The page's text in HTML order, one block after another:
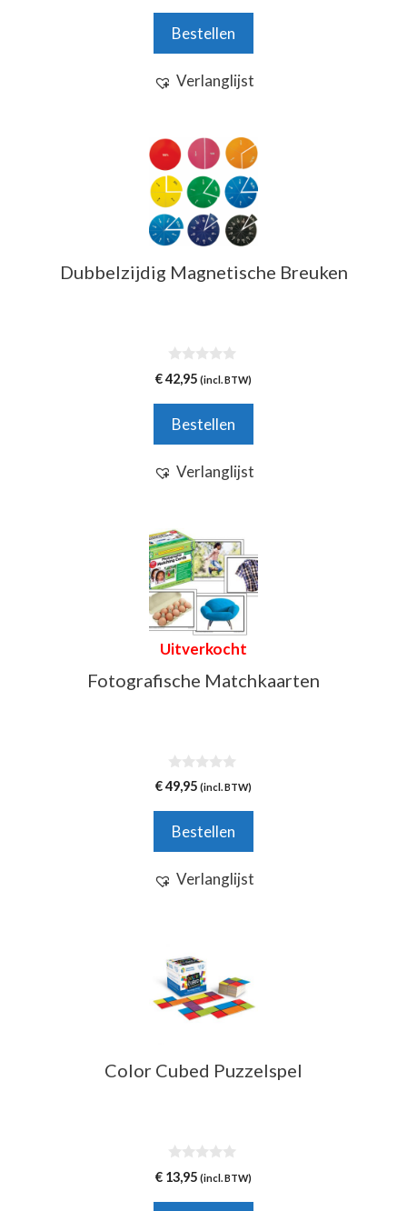
Bestellen
Verlanglijst
Dubbelzijdig Magnetische Breuken
0
v
5
€42,95 (incl. BTW)
Bestellen
Verlanglijst
Uitverkocht
Fotografische Matchkaarten
0
v
5
€49,95 (incl. BTW)
Bestellen
Verlanglijst
Color Cubed Puzzelspel
0
v
€ 13,95 (incl. BTW)